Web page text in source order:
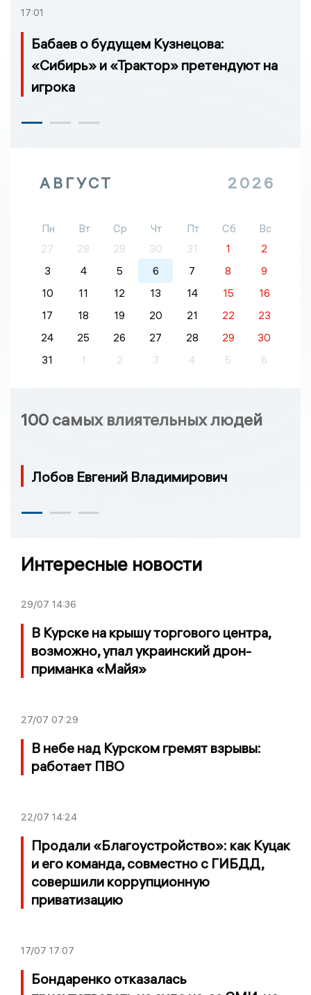
17:01
Бабаев о будущем Кузнецова:
«Сибирь» и «Трактор» претендуют на
игрока
АВГУСТ 2026
Пн Вт Ср Чт Пт Сб
Вс
27
28 29 30 31 1
2
3
4 5 6 7 8
9
10
11 12 13 14 15
16
17
18 19 20 21 22
23
24
25 26 27 28 29
30
31
1 2 3 4 5 6
100 самых влиятельных людей
Лобов Евгений Владимирович
Интересные новости
29/07 14:36
В Курске на крышу торгового центра,
возможно, упал украинский дрон-
приманка «Майя»
27/07 07:29
В небе над Курском гремят взрывы:
работает ПВО
22/07 14:24
Продали «Благоустройство»: как Куцак
и его команда, совместно с ГИБДД,
совершили коррупционную
приватизацию
17/07 17:07
Бондаренко отказалась